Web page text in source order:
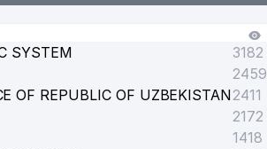
SYSTEM
3182
2459
OF REPUBLIC OF UZBEKISTAN2411
2172
1418